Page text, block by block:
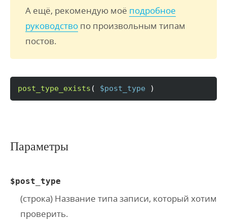
А ещё, рекомендую моё подробное
руководство по произвольным типам
постов.
post_type_exists ( $post_type )
Параметры
$post_type
(строка) Название типа записи, который хотим
проверить.